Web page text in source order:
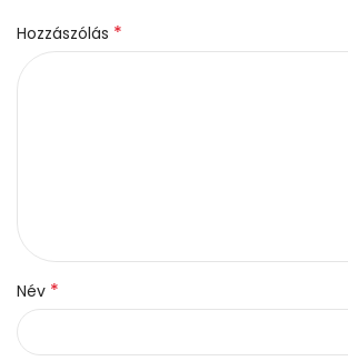
Hozzászólás *
Név *